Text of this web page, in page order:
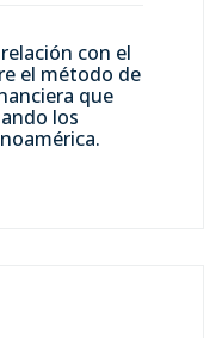
con el
el método de
que
los